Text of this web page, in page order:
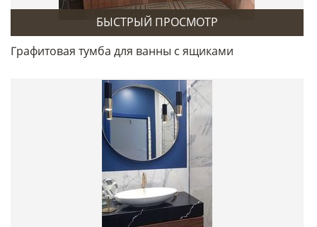
БЫСТРЫЙ ПРОСМОТР
Графитовая тумба для ванны с ящиками